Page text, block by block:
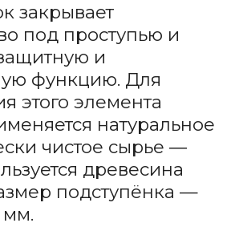
закрывает
под проступью и
и
функцию. Для
этого элемента
натуральное
чистое сырье ―
древесина
подступёнка —
мм.